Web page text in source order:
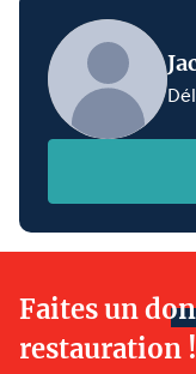
Faites un
restauration !